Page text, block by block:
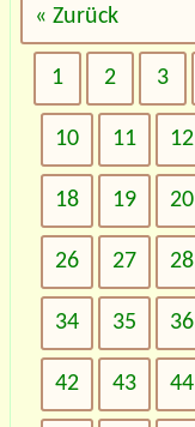
« Zurück
1 2 3
10 11 12
18 19 20
26 27 28
34 35 36
42 43 44